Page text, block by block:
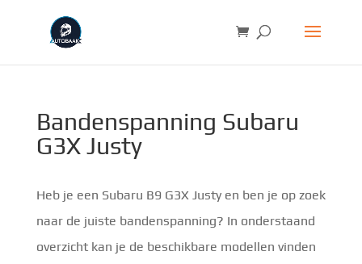
Bandenspanning Subaru
G3X Justy
Heb je een Subaru B9 G3X Justy en ben je op zoek
naar de juiste bandenspanning? In onderstaand
overzicht kan je de beschikbare modellen vinden